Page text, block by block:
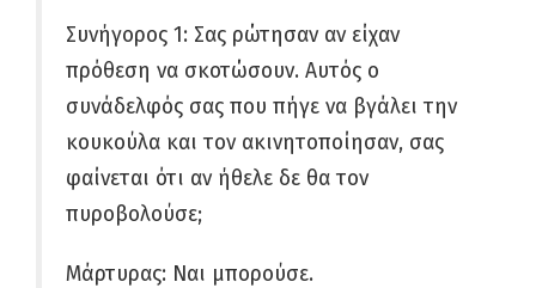
Συνήγορος 1: Σας ρώτησαν αν είχαν
πρόθεση να σκοτώσουν. Αυτός ο
συνάδελφός σας που πήγε να βγάλει την
κουκούλα και τον ακινητοποίησαν, σας
φαίνεται ότι αν ήθελε δε θα τον
πυροβολούσε;
Μάρτυρας: Ναι μπορούσε.